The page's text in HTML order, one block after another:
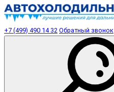
+7 (499) 490 14 32 Обратный звонок